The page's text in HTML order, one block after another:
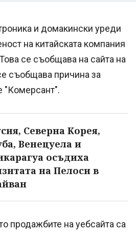
и домакински уреди
на китайската компания
се съобщава на сайта на
съобщава причина за
"Комерсант".
Северна Корея,
Венецуела и
осъдиха
на Пелоси в
продажбите на уебсайта са